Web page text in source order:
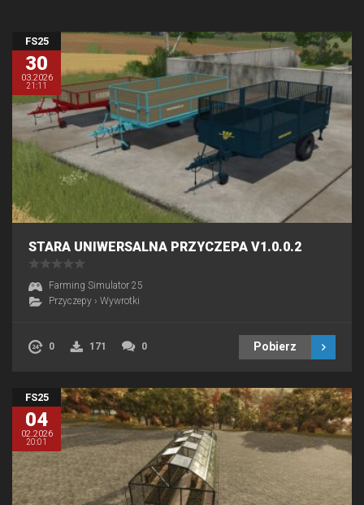
FS25
30
03.2026
21:11
STARA UNIWERSALNA PRZYCZEPA V1.0.0.2
Farming Simulator 25
Przyczepy › Wywrotki
0 171 0 Pobierz
FS25
04
02.2026
20:01